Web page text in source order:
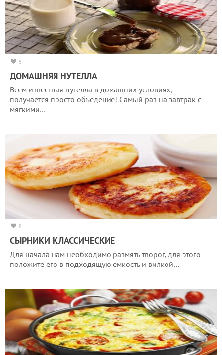
5
ДОМАШНЯЯ НУТЕЛЛА
Всем известная нутелла в домашних условиях,
получается просто объедение! Самый раз на завтрак с
мягкими…
8
СЫРНИКИ КЛАССИЧЕСКИЕ
Для начала нам необходимо размять творог, для этого
положите его в подходящую емкость и вилкой…